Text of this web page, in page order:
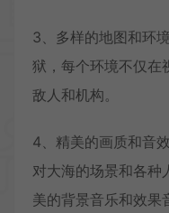
3、多样的地图和环
狱，每个环境不仅在
敌人和机构。
4、精美的画质和音
对大海的场景和各种
美的背景音乐和效果